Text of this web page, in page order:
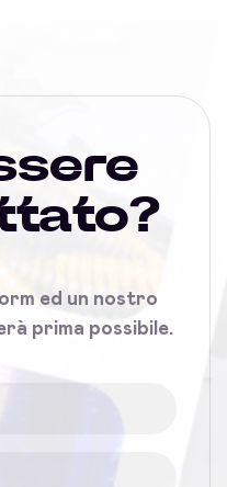
ed un nostro
prima possibile.